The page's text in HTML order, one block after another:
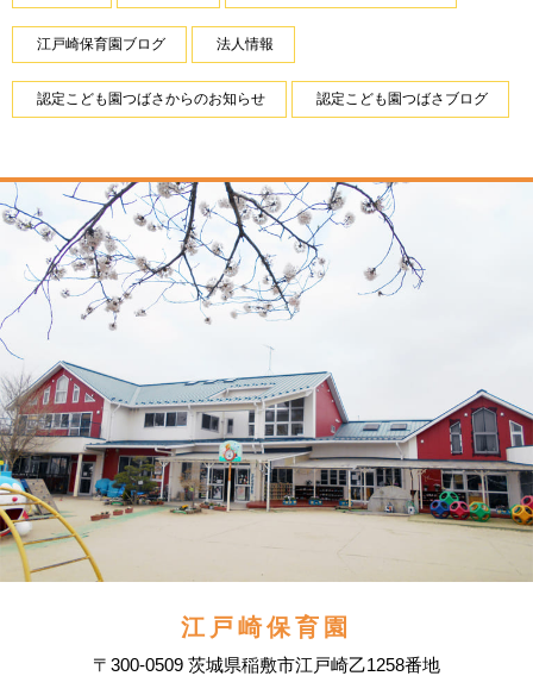
江戸崎保育園ブログ 法人情報
認定こども園つばさからのお知らせ 認定こども園つばさブログ
江戸崎保育園
〒300-0509 茨城県稲敷市江戸崎乙1258番地